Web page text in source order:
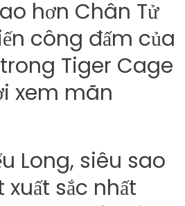
hơn Chân Tử
công đấm của
Tiger Cage
xem mãn